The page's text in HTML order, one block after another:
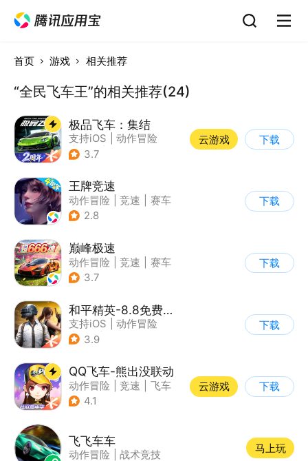
首页 游戏 相关推荐
“全民飞车王”的相关推荐(24)
极品飞车：集结
支持iOS
动作冒险
| 竞速
3.7
云游戏 下载
王牌竞速
动作冒险 竞速
赛车
| 漂移
2.8
下载
巅峰极速
动作冒险 竞速
赛车
| 漂移
3.7
下载
和平精英-8.8免费领20连抽
支持iOS
动作冒险
| PvP
3.9
下载
QQ飞车-熊出没联动
动作冒险 竞速
飞车
| 漂移
4.1
云游戏 下载
飞飞车车
动作冒险 战术竞技
马上玩